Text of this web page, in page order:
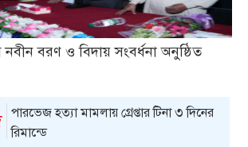
নবীন বরণ ও বিদায় সংবর্ধনা অনুষ্ঠিত
পারভেজ হত্যা মামলায় গ্রেপ্তার টিনা ৩ দিনের
রিমান্ডে